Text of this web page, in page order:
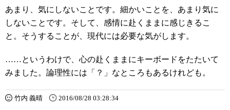
あまり、気にしないことです。細かいことを、あまり気に
しないことです。そして、感情に赴くままに感じきるこ
と。そうすることが、現代には必要な気がします。
……というわけで、心の赴くままにキーボードをたたいて
みました。論理性には「？」なところもあるけれども。
竹内 義晴 2016/08/28 03:28:34